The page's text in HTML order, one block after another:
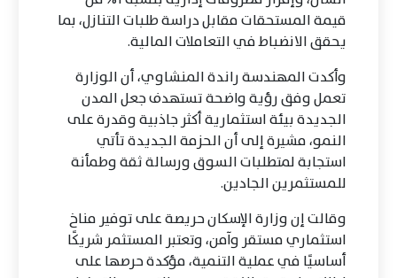
قيمة المستحقات مقابل دراسة طلبات التنازل، بما
يحقق الانضباط في التعاملات المالية.
وأكدت المهندسة راندة المنشاوي، أن الوزارة
تعمل وفق رؤية واضحة تستهدف جعل المدن
الجديدة بيئة استثمارية أكثر جاذبية وقدرة على
النمو، مشيرة إلى أن الحزمة الجديدة تأتي
استجابة لمتطلبات السوق ورسالة ثقة وطمأنة
للمستثمرين الجادين.
وقالت إن وزارة الإسكان حريصة على توفير مناخ
استثماري مستقر وآمن، وتعتبر المستثمر شريكًا
أساسيًا في عملية التنمية، مؤكدة حرصها على